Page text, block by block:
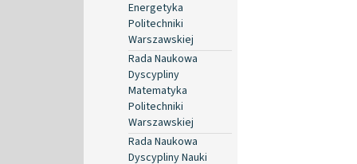
Energetyka
Politechniki
Warszawskiej
Rada Naukowa
Dyscypliny
Matematyka
Politechniki
Warszawskiej
Rada Naukowa
Dyscypliny Nauki